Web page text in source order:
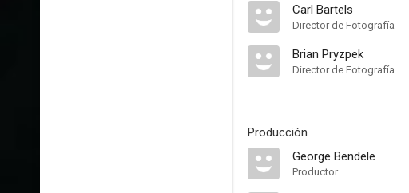
Carl Bartels
Director de Fotografía
Brian Pryzpek
Director de Fotografía
Producción
George Bendele
Productor